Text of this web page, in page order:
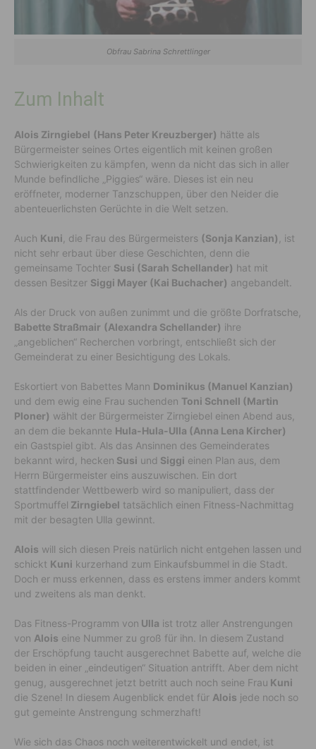
Obfrau Sabrina Schrettlinger
Zum Inhalt
Alois Zirngiebel (Hans Peter Kreuzberger) hätte als
Bürgermeister seines Ortes eigentlich mit keinen großen
Schwierigkeiten zu kämpfen, wenn da nicht das sich in aller
Munde befindliche „Piggies“ wäre. Dieses ist ein neu
eröffneter, moderner Tanzschuppen, über den Neider die
abenteuerlichsten Gerüchte in die Welt setzen.
Auch Kuni , die Frau des Bürgermeisters (Sonja Kanzian)
, ist
nicht sehr erbaut über diese Geschichten, denn die
gemeinsame Tochter Susi (Sarah Schellander) hat mit
dessen Besitzer Siggi Mayer (Kai Buchacher) angebandelt.
Als der Druck von außen zunimmt und die größte Dorfratsche,
Babette Straßmair (Alexandra Schellander) ihre
„angeblichen“ Recherchen vorbringt, entschließt sich der
Gemeinderat zu einer Besichtigung des Lokals.
Eskortiert von Babettes Mann Dominikus (Manuel Kanzian)
und dem ewig eine Frau suchenden Toni Schnell (Martin
Ploner) wählt der Bürgermeister Zirngiebel einen Abend aus,
an dem die bekannte Hula-Hula-Ulla (Anna Lena Kircher)
ein Gastspiel gibt. Als das Ansinnen des Gemeinderates
bekannt wird, hecken Susi und Siggi einen Plan aus, dem
Herrn Bürgermeister eins auszuwischen. Ein dort
stattfindender Wettbewerb wird so manipuliert, dass der
Sportmuffel Zirngiebel tatsächlich einen Fitness-Nachmittag
mit der besagten Ulla gewinnt.
Alois will sich diesen Preis natürlich nicht entgehen lassen und
schickt Kuni kurzerhand zum Einkaufsbummel in die Stadt.
Doch er muss erkennen, dass es erstens immer anders kommt
und zweitens als man denkt.
Das Fitness-Programm von Ulla ist trotz aller Anstrengungen
von Alois eine Nummer zu groß für ihn. In diesem Zustand
der Erschöpfung taucht ausgerechnet Babette auf, welche die
beiden in einer „eindeutigen“ Situation antrifft. Aber dem nicht
genug, ausgerechnet jetzt betritt auch noch seine Frau Kuni
die Szene! In diesem Augenblick endet für Alois jede noch so
gut gemeinte Anstrengung schmerzhaft!
Wie sich das Chaos noch weiterentwickelt und endet, ist